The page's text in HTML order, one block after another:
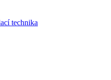
technika